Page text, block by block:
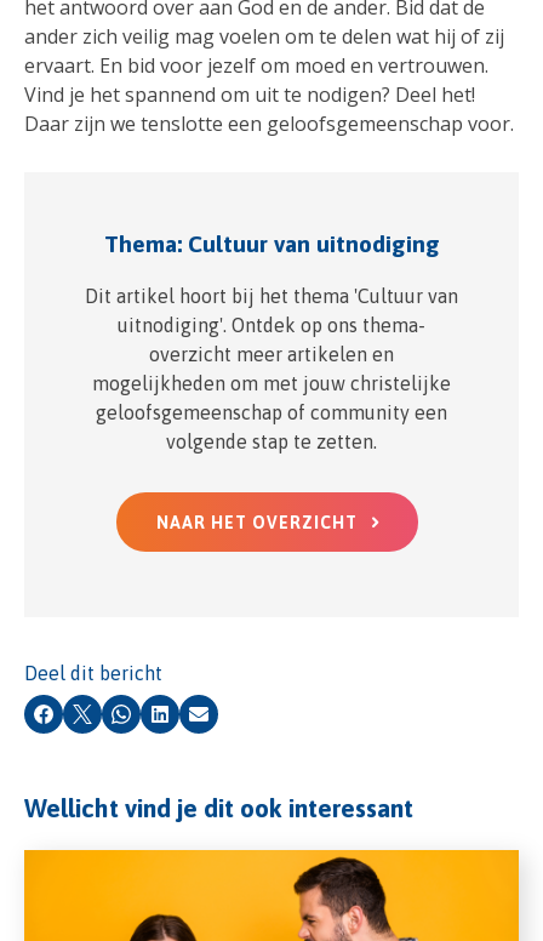
het antwoord over aan God en de ander. Bid dat de
ander zich veilig mag voelen om te delen wat hij of zij
ervaart. En bid voor jezelf om moed en vertrouwen.
Vind je het spannend om uit te nodigen? Deel het!
Daar zijn we tenslotte een geloofsgemeenschap voor.
Thema: Cultuur van uitnodiging
Dit artikel hoort bij het thema 'Cultuur van
uitnodiging'. Ontdek op ons thema-
overzicht meer artikelen en
mogelijkheden om met jouw christelijke
geloofsgemeenschap of community een
volgende stap te zetten.
NAAR HET OVERZICHT
Deel dit bericht
Facebook
X Whatsapp
LinkedInE-mail
Wellicht vind je dit ook interessant